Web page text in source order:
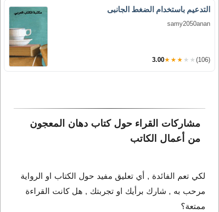
التدعيم باستخدام الضغط الجانبى
samy2050anan
3.00★★★★★ (106)
مشاركات القراء حول كتاب دهان المعجون
من أعمال الكاتب
لكي تعم الفائدة , أي تعليق مفيد حول الكتاب او الرواية
مرحب به , شارك برأيك او تجربتك , هل كانت القراءة
ممتعة؟